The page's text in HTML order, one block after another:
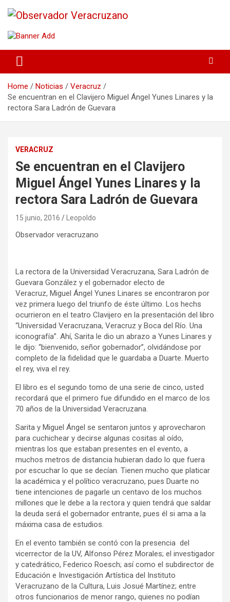
Observador Veracruzano
Home Noticias
Veracruz
Se encuentran en el Clavijero Miguel Ángel Yunes Linares y la
rectora Sara Ladrón de Guevara
VERACRUZ
Se encuentran en el Clavijero
Miguel Ángel Yunes Linares y la
rectora Sara Ladrón de Guevara
15 junio, 2016 Leopoldo
Observador veracruzano
La rectora de la Universidad Veracruzana, Sara Ladrón de
Guevara González y el gobernador electo de
Veracruz, Miguel Ángel Yunes Linares se encontraron por
vez primera luego del triunfo de éste último. Los hechs
ocurrieron en el teatro Clavijero en la presentación del libro
“Universidad Veracruzana, Veracruz y Boca del Río. Una
iconografía”. Ahí, Sarita le dio un abrazo a Yunes Linares y
le dijo: “bienvenido, señor gobernador”, olvidándose por
completo de la fidelidad que le guardaba a Duarte. Muerto
el rey, viva el rey.
El libro es el segundo tomo de una serie de cinco, usted
recordará que el primero fue difundido en el marco de los
70 años de la Universidad Veracruzana.
Sarita y Miguel Ángel se sentaron juntos y aprovecharon
para cuchichear y decirse algunas cositas al oído,
mientras los que estaban presentes en el evento, a
muchos metros de distancia hubieran dado lo que fuera
por escuchar lo que se decían. Tienen mucho que platicar
la académica y el político veracruzano, pues Duarte no
tiene intenciones de pagarle un centavo de los muchos
millones que le debe a la rectora y quien tendrá que saldar
la deuda será el gobernador entrante, pues él si ama a la
máxima casa de estudios.
En el evento también se contó con la presencia del
vicerrector de la UV, Alfonso Pérez Morales; el investigador
y catedrático, Federico Roesch; así como el subdirector de
Educación e Investigación Artística del Instituto
Veracruzano de la Cultura, Luis Josué Martínez; entre
otros funcionarios de menor rango, quienes no podían